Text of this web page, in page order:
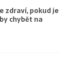
zdraví, pokud je
chybět na